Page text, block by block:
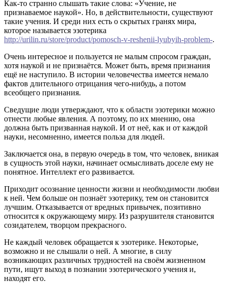
Как-то странно слышать такие слова: «Учение, не
признаваемое наукой». Но, в действительности, существуют
такие учения. И среди них есть о скрытых гранях мира,
которое называется эзотерика
http://urilin.ru/store/product/pomosch-v-reshenii-lyubyih-problem-.
Очень интересное и пользуется не малым спросом граждан,
хотя наукой и не признаётся. Может быть, время признания
ещё не наступило. В истории человечества имеется немало
фактов длительного отрицания чего-нибудь, а потом
всеобщего признания.
Сведущие люди утверждают, что к области эзотерики можно
отнести любые явления. А поэтому, по их мнению, она
должна быть призванная наукой. И от неё, как и от каждой
науки, несомненно, имеется польза для людей.
Заключается она, в первую очередь в том, что человек, вникая
в сущность этой науки, начинает осмысливать доселе ему не
понятное. Интеллект его развивается.
Приходит осознание ценности жизни и необходимости любви
к ней. Чем больше он познаёт эзотерику, тем он становится
лучшим. Отказывается от вредных привычек, позитивно
относится к окружающему миру. Из разрушителя становится
созидателем, творцом прекрасного.
Не каждый человек обращается к эзотерике. Некоторые,
возможно и не слышали о ней. А многие, в силу
возникающих различных трудностей на своём жизненном
пути, ищут выход в познании эзотерического учения и,
находят его.